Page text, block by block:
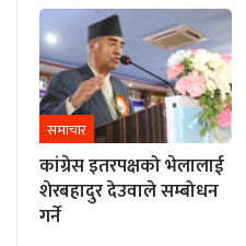
समाचार
कांग्रेस इतरपक्षको भेलालाई
शेरबहादुर देउवाले सम्बोधन
गर्ने